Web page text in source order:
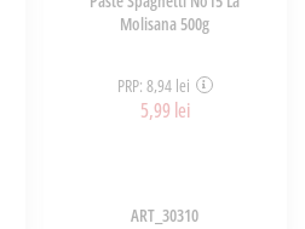
Molisana 500g
PRP: 8,94 lei
5,99 lei
ART_30310